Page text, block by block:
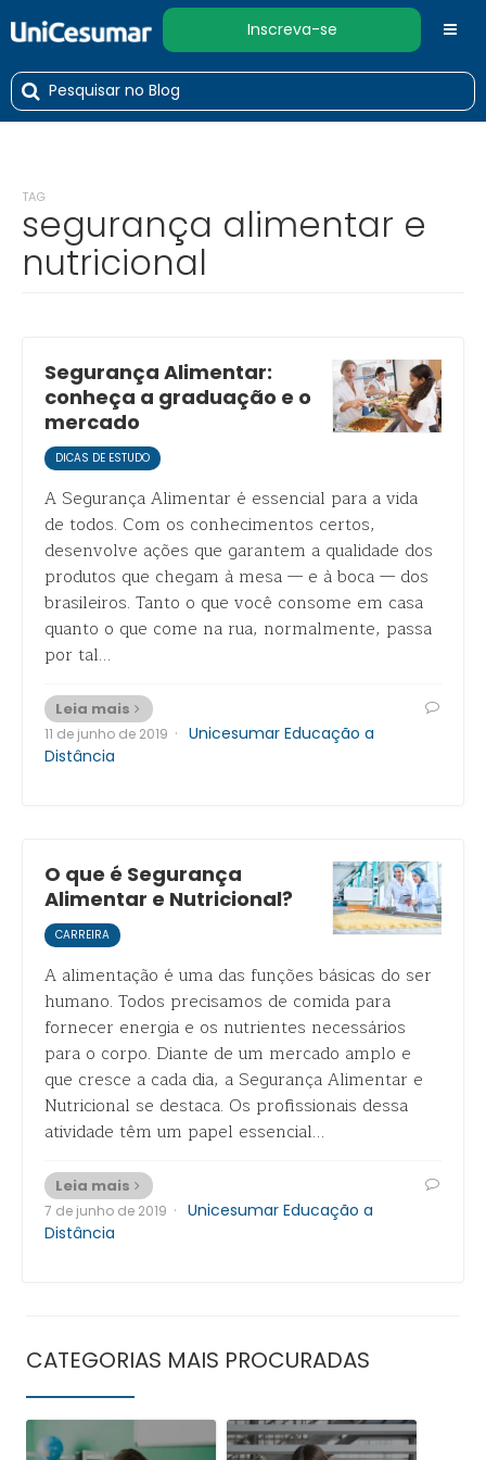
Inscreva-se
TAG
segurança alimentar e
nutricional
Segurança Alimentar:
conheça a graduação e o
mercado
DICAS DE ESTUDO
A Segurança Alimentar é essencial para a vida
de todos. Com os conhecimentos certos,
desenvolve ações que garantem a qualidade dos
produtos que chegam à mesa — e à boca — dos
brasileiros. Tanto o que você consome em casa
quanto o que come na rua, normalmente, passa
por tal…
Leia mais
11 de junho de 2019 · Unicesumar Educação a
Distância
O que é Segurança
Alimentar e Nutricional?
CARREIRA
A alimentação é uma das funções básicas do ser
humano. Todos precisamos de comida para
fornecer energia e os nutrientes necessários
para o corpo. Diante de um mercado amplo e
que cresce a cada dia, a Segurança Alimentar e
Nutricional se destaca. Os profissionais dessa
atividade têm um papel essencial…
Leia mais
7 de junho de 2019 · Unicesumar Educação a
Distância
CATEGORIAS MAIS PROCURADAS